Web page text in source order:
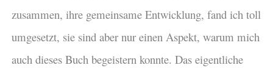
zusammen, ihre gemeinsame Entwicklung, fand ich toll
umgesetzt, sie sind aber nur einen Aspekt, warum mich
auch dieses Buch begeistern konnte. Das eigentliche